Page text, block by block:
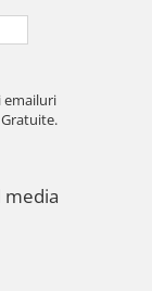
emailuri
media